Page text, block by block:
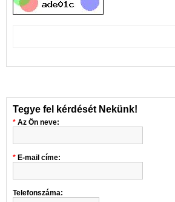
Tegye fel kérdését Nekünk!
Az Ön neve:
E-mail címe:
Telefonszáma: